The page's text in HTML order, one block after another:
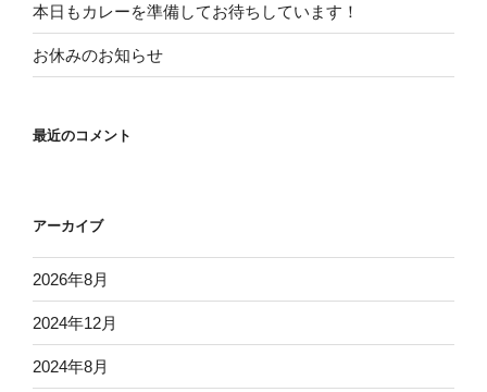
本日もカレーを準備してお待ちしています！
お休みのお知らせ
最近のコメント
アーカイブ
2026年8月
2024年12月
2024年8月